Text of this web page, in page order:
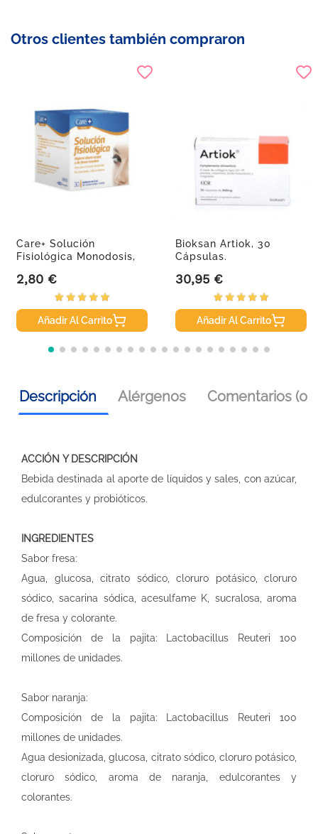
Otros clientes también compraron
Care+ Solución
Fisiológica Monodosis,
Precio
2,80 €
Añadir Al Carrito
Bioksan Artiok, 30
Cápsulas.
Precio
30,95 €
Añadir Al Carrito
Descripción Alérgenos Comentarios (0)
ACCIÓN Y DESCRIPCIÓN
Bebida destinada al aporte de líquidos y sales, con azúcar,
edulcorantes y probióticos.
INGREDIENTES
Sabor fresa:
Agua, glucosa, citrato sódico, cloruro potásico, cloruro
sódico, sacarina sódica, acesulfame K, sucralosa, aroma
de fresa y colorante.
Composición de la pajita: Lactobacillus Reuteri 100
millones de unidades.
Sabor naranja:
Composición de la pajita: Lactobacillus Reuteri 100
millones de unidades.
Agua desionizada, glucosa, citrato sódico, cloruro potásico,
cloruro sódico, aroma de naranja, edulcorantes y
colorantes.